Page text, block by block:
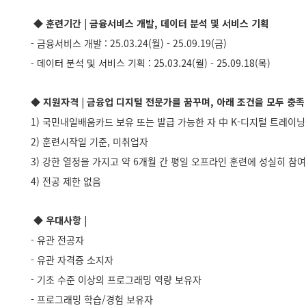
◆ 훈련기간 | 금융서비스 개발, 데이터 분석 및 서비스 기획
- 금융서비스 개발 : 25.03.24(월) - 25.09.19(금)
- 데이터 분석 및 서비스 기획 : 25.03.24(월) - 25.09.18(목)
◆ 지원자격 | 금융업 디지털 전문가를 꿈꾸며, 아래 조건을 모두 충
1) 국민내일배움카드 보유 또는 발급 가능한 자 中 K-디지털 트레이
2) 훈련시작일 기준, 미취업자
3) 강한 열정을 가지고 약 6개월 간 평일 오프라인 훈련에 성실히 참
4) 전공 제한 없음
◆ 우대사항 |
- 유관 전공자
- 유관 자격증 소지자
- 기초 수준 이상의 프로그래밍 역량 보유자
- 프로그래밍 학습/경험 보유자